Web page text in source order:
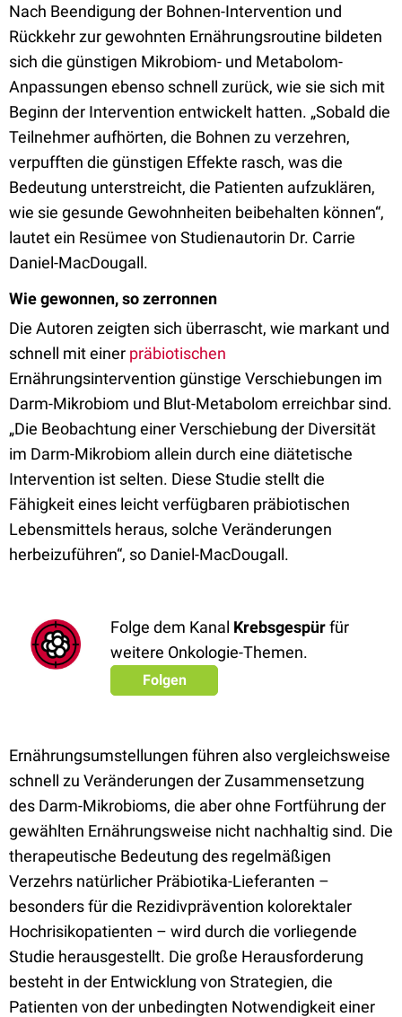
Nach Beendigung der Bohnen-Intervention und
Rückkehr zur gewohnten Ernährungsroutine bildeten
sich die günstigen Mikrobiom- und Metabolom-
Anpassungen ebenso schnell zurück, wie sie sich mit
Beginn der Intervention entwickelt hatten. „Sobald die
Teilnehmer aufhörten, die Bohnen zu verzehren,
verpufften die günstigen Effekte rasch, was die
Bedeutung unterstreicht, die Patienten aufzuklären,
wie sie gesunde Gewohnheiten beibehalten können“,
lautet ein Resümee von Studienautorin Dr. Carrie
Daniel-MacDougall.
Wie gewonnen, so zerronnen
Die Autoren zeigten sich überrascht, wie markant und
schnell mit einer präbiotischen
Ernährungsintervention günstige Verschiebungen im
Darm-Mikrobiom und Blut-Metabolom erreichbar sind.
„Die Beobachtung einer Verschiebung der Diversität
im Darm-Mikrobiom allein durch eine diätetische
Intervention ist selten. Diese Studie stellt die
Fähigkeit eines leicht verfügbaren präbiotischen
Lebensmittels heraus, solche Veränderungen
herbeizuführen“, so Daniel-MacDougall.
Folge dem Kanal Krebsgespürfür
weitere Onkologie-Themen.
Folgen
Ernährungsumstellungen führen also vergleichsweise
schnell zu Veränderungen der Zusammensetzung
des Darm-Mikrobioms, die aber ohne Fortführung der
gewählten Ernährungsweise nicht nachhaltig sind. Die
therapeutische Bedeutung des regelmäßigen
Verzehrs natürlicher Präbiotika-Lieferanten –
besonders für die Rezidivprävention kolorektaler
Hochrisikopatienten – wird durch die vorliegende
Studie herausgestellt. Die große Herausforderung
besteht in der Entwicklung von Strategien, die
Patienten von der unbedingten Notwendigkeit einer